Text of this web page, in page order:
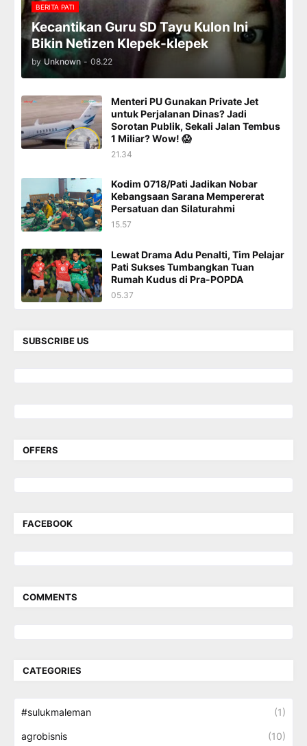
BERITA PATI
Kecantikan Guru SD Tayu Kulon Ini
Bikin Netizen Klepek-klepek
by Unknown - 08.22
Menteri PU Gunakan Private Jet
untuk Perjalanan Dinas? Jadi
Sorotan Publik, Sekali Jalan Tembus
1 Miliar? Wow! 😱
21.34
Kodim 0718/Pati Jadikan Nobar
Kebangsaan Sarana Mempererat
Persatuan dan Silaturahmi
15.57
Lewat Drama Adu Penalti, Tim Pelajar
Pati Sukses Tumbangkan Tuan
Rumah Kudus di Pra-POPDA
05.37
SUBSCRIBE US
OFFERS
FACEBOOK
COMMENTS
CATEGORIES
#sulukmaleman (1)
agrobisnis (10)